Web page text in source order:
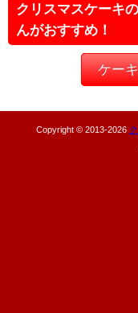
クリスマスケーキ
んがおすすめ！
ケー
Copyright © 2013-2026